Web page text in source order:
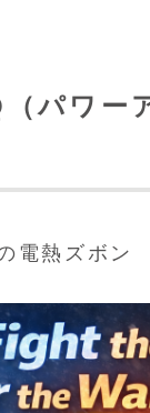
パワー
電熱ズボン